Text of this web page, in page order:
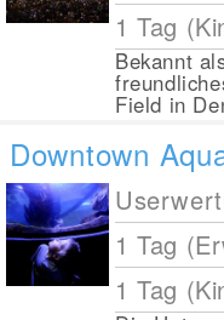
1 Tag
Bekannt
Field in
Downtown
1 Tag
1 Tag